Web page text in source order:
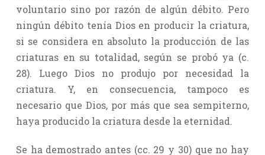
voluntario sino por razón de algún débito. Pero
ningún débito tenía Dios en producir la criatura,
si se considera en absoluto la producción de las
criaturas en su totalidad, según se probó ya (c.
28). Luego Dios no produjo por necesidad la
criatura. Y, en consecuencia, tampoco es
necesario que Dios, por más que sea sempiterno,
haya producido la criatura desde la eternidad.
Se ha demostrado antes (cc. 29 y 30) que no hay